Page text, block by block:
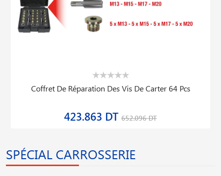
Coffret De Réparation Des Vis De Carter 64 Pcs
423.863 DT 652.096 DT
SPÉCIAL CARROSSERIE